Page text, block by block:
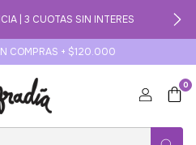
| 3 CUOTAS SIN INTERES
COMPRAS + $120.000
0